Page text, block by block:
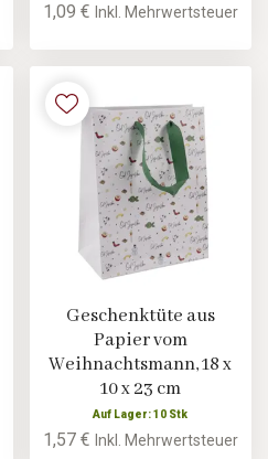
1,09 € Inkl. Mehrwertsteuer
Geschenktüte aus
Papier vom
Weihnachtsmann, 18 x
10 x 23 cm
Auf Lager: 10 Stk
1,57 € Inkl. Mehrwertsteuer